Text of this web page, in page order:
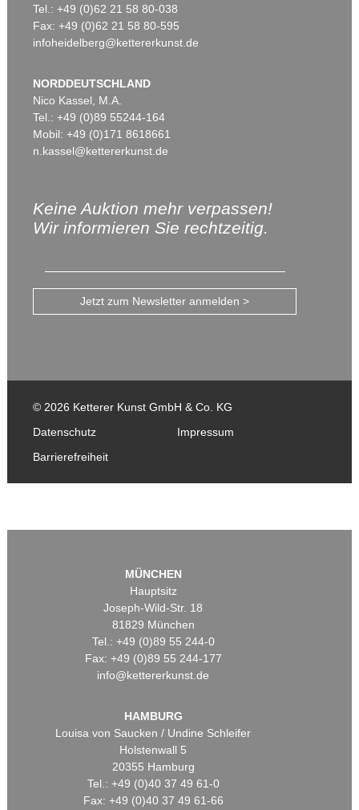
Tel.: +49 (0)62 21 58 80-038
Fax: +49 (0)62 21 58 80-595
infoheidelberg@kettererkunst.de
NORDDEUTSCHLAND
Nico Kassel, M.A.
Tel.: +49 (0)89 55244-164
Mobil: +49 (0)171 8618661
n.kassel@kettererkunst.de
Keine Auktion mehr verpassen!
Wir informieren Sie rechtzeitig.
Jetzt zum Newsletter anmelden >
© 2026 Ketterer Kunst GmbH & Co. KG
Datenschutz
Impressum
Barrierefreiheit
MÜNCHEN
Hauptsitz
Joseph-Wild-Str. 18
81829 München
Tel.: +49 (0)89 55 244-0
Fax: +49 (0)89 55 244-177
info@kettererkunst.de
HAMBURG
Louisa von Saucken / Undine Schleifer
Holstenwall 5
20355 Hamburg
Tel.: +49 (0)40 37 49 61-0
Fax: +49 (0)40 37 49 61-66